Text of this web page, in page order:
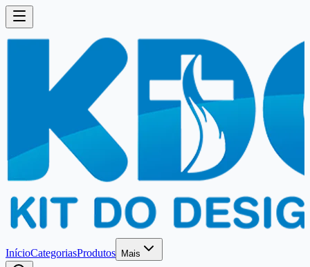
InícioCategoriasProdutos Mais